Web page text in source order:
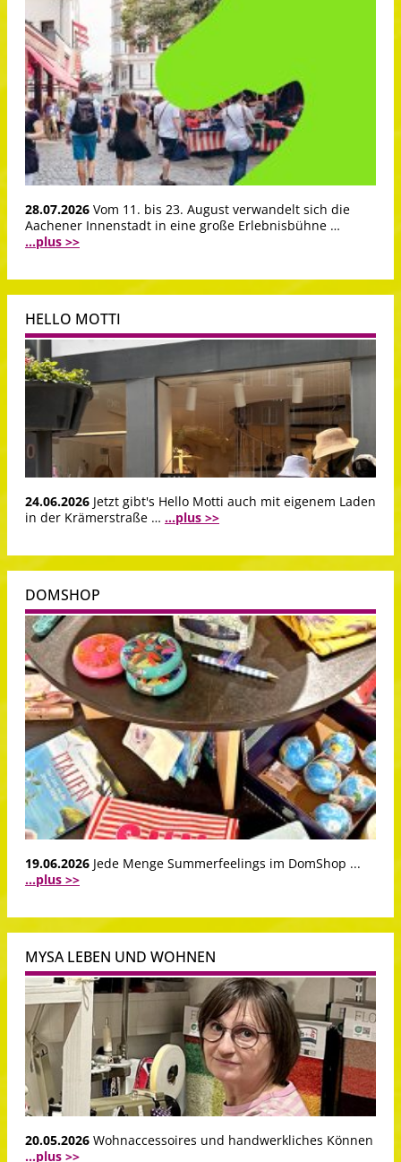
28.07.2026 Vom 11. bis 23. August verwandelt sich die
Aachener Innenstadt in eine große Erlebnisbühne …
...plus >>
HELLO MOTTI
24.06.2026 Jetzt gibt's Hello Motti auch mit eigenem Laden
in der Krämerstraße … ...plus >>
DOMSHOP
19.06.2026 Jede Menge Summerfeelings im DomShop ...
...plus >>
MYSA LEBEN UND WOHNEN
20.05.2026 Wohnaccessoires und handwerkliches Können
...plus >>